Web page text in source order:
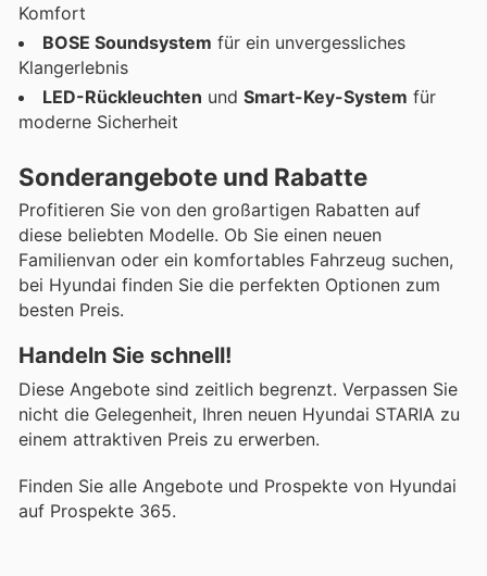
Komfort
BOSE Soundsystem für ein unvergessliches
Klangerlebnis
LED-Rückleuchten und Smart-Key-System für
moderne Sicherheit
Sonderangebote und Rabatte
Profitieren Sie von den großartigen Rabatten auf
diese beliebten Modelle. Ob Sie einen neuen
Familienvan oder ein komfortables Fahrzeug suchen,
bei Hyundai finden Sie die perfekten Optionen zum
besten Preis.
Handeln Sie schnell!
Diese Angebote sind zeitlich begrenzt. Verpassen Sie
nicht die Gelegenheit, Ihren neuen Hyundai STARIA zu
einem attraktiven Preis zu erwerben.
Finden Sie alle Angebote und Prospekte von Hyundai
auf Prospekte 365.